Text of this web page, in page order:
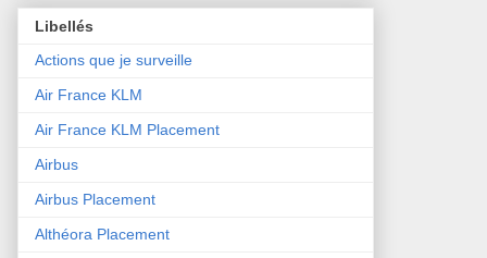
Libellés
Actions que je surveille
Air France KLM
Air France KLM Placement
Airbus
Airbus Placement
Althéora Placement